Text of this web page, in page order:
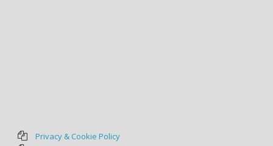
Privacy & Cookie Policy